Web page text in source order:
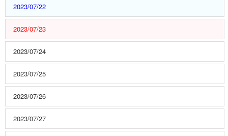
2023/07/22
2023/07/23
2023/07/24
2023/07/25
2023/07/26
2023/07/27